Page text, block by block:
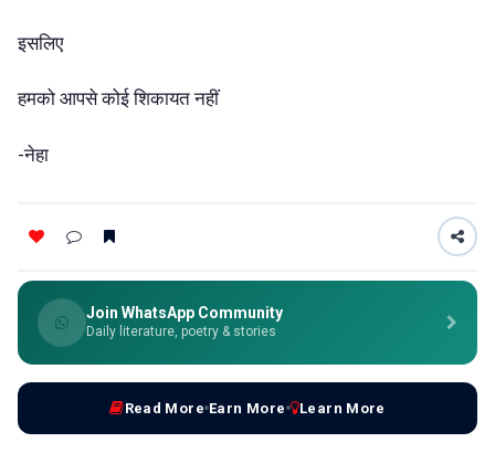
इसलिए
हमको आपसे कोई शिकायत नहीं
-नेहा
Join WhatsApp Community
Daily literature, poetry & stories
Read More Earn More Learn More